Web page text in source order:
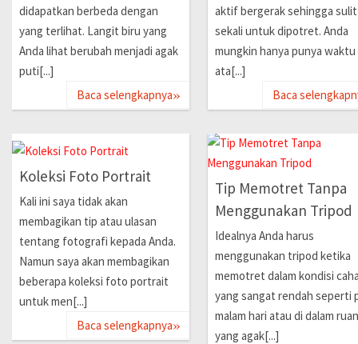
didapatkan berbeda dengan
yang terlihat. Langit biru yang
Anda lihat berubah menjadi agak
puti[...]
Baca selengkapnya»
aktif bergerak sehingga sulit
sekali untuk dipotret. Anda
mungkin hanya punya waktu
ata[...]
Baca
Koleksi Foto Portrait
Kali ini saya tidak akan
membagikan tip atau ulasan
tentang fotografi kepada Anda.
Namun saya akan membagikan
beberapa koleksi foto portrait
untuk men[...]
Baca selengkapnya»
Tip Memotret Tanpa
Menggunakan Tripod
Idealnya Anda harus
menggunakan tripod ketika
memotret dalam kondisi
yang sangat rendah seperti
malam hari atau di dalam
yang agak[...]